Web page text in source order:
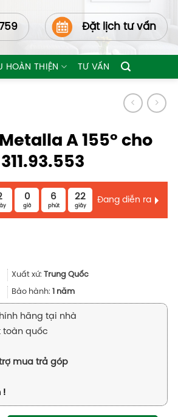
Đặt lịch tư vấn
HOÀN THIỆN TƯ VẤN
A 155° cho
0
giờ
6
phút
20
giây
Đang diễn ra
là:
46.000₫.
Xuất xứ: Trung Quốc
Bảo hành: 1 năm
hãng tại nhà
toàn quốc
mua trả góp
!